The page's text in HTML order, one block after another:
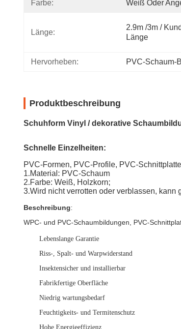
Farbe: Weiß Oder
Länge:
2.9m /3m /
Länge
Hervorheben: PVC-Schaum-
Produktbeschreibung
Schuhform Vinyl / dekorative
Schnelle Einzelheiten:
PVC-Formen, PVC-Profile, PVC-
1.Material: PVC-Schaum
2.Farbe: Weiß, Holzkorn;
3.Wird nicht verrotten oder verblassen, kann
Beschreibung:
WPC- und PVC-Schaumbildungen, PVC-
Lebenslange Garantie
Riss-, Spalt- und Warpwiderstand
Insektensicher und installierbar
Fabrikfertige Oberfläche
Niedrig wartungsbedarf
Feuchtigkeits- und Termitenschutz
Hohe Energieeffizienz